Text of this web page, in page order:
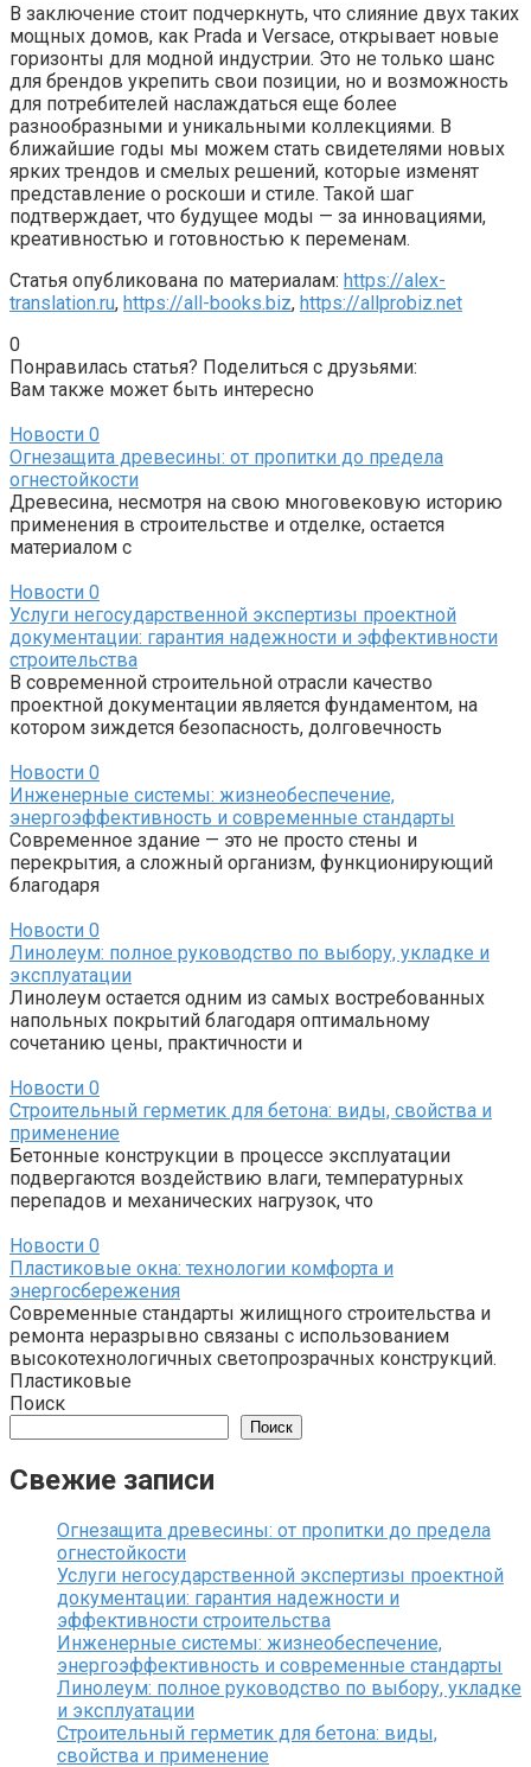
В заключение стоит подчеркнуть, что слияние двух таких
мощных домов, как Prada и Versace, открывает новые
горизонты для модной индустрии. Это не только шанс
для брендов укрепить свои позиции, но и возможность
для потребителей наслаждаться еще более
разнообразными и уникальными коллекциями. В
ближайшие годы мы можем стать свидетелями новых
ярких трендов и смелых решений, которые изменят
представление о роскоши и стиле. Такой шаг
подтверждает, что будущее моды — за инновациями,
креативностью и готовностью к переменам.
Статья опубликована по материалам: https://alex-
translation.ru, https://all-books.biz, https://allprobiz.net
0
Понравилась статья? Поделиться с друзьями:
Вам также может быть интересно
Новости 0
Огнезащита древесины: от пропитки до предела
огнестойкости
Древесина, несмотря на свою многовековую историю
применения в строительстве и отделке, остается
материалом с
Новости 0
Услуги негосударственной экспертизы проектной
документации: гарантия надежности и эффективности
строительства
В современной строительной отрасли качество
проектной документации является фундаментом, на
котором зиждется безопасность, долговечность
Новости 0
Инженерные системы: жизнеобеспечение,
энергоэффективность и современные стандарты
Современное здание — это не просто стены и
перекрытия, а сложный организм, функционирующий
благодаря
Новости 0
Линолеум: полное руководство по выбору, укладке и
эксплуатации
Линолеум остается одним из самых востребованных
напольных покрытий благодаря оптимальному
сочетанию цены, практичности и
Новости 0
Строительный герметик для бетона: виды, свойства и
применение
Бетонные конструкции в процессе эксплуатации
подвергаются воздействию влаги, температурных
перепадов и механических нагрузок, что
Новости 0
Пластиковые окна: технологии комфорта и
энергосбережения
Современные стандарты жилищного строительства и
ремонта неразрывно связаны с использованием
высокотехнологичных светопрозрачных конструкций.
Пластиковые
Поиск
Поиск
Свежие записи
Огнезащита древесины: от пропитки до предела
огнестойкости
Услуги негосударственной экспертизы проектной
документации: гарантия надежности и
эффективности строительства
Инженерные системы: жизнеобеспечение,
энергоэффективность и современные стандарты
Линолеум: полное руководство по выбору, укладке
и эксплуатации
Строительный герметик для бетона: виды,
свойства и применение